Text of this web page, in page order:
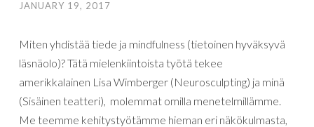
JANUARY 19, 2017
Miten yhdistää tiede ja mindfulness (tietoinen hyväksyvä
läsnäolo)? Tätä mielenkiintoista työtä tekee
amerikkalainen Lisa Wimberger (Neurosculpting) ja minä
(Sisäinen teatteri), molemmat omilla menetelmillämme.
Me teemme kehitystyötämme hieman eri näkökulmasta,